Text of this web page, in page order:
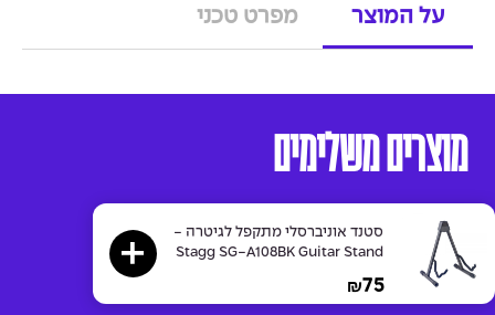
על המוצר מפרט טכני
מוצרים משלימים
סטנד אוניברסלי מתקפל לגיטרה -
Stagg SG-A108BK Guitar Stand
₪75